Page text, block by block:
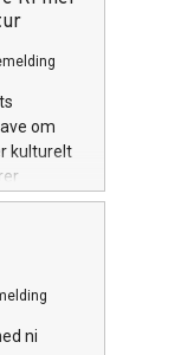
om
kulturelt
ni